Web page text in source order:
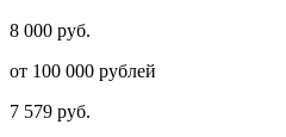
8 000 руб.
от 100 000 рублей
7 579 руб.